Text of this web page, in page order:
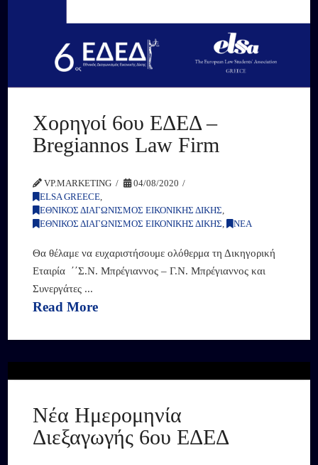
Χορηγοί 6ου ΕΔΕΔ –
Bregiannos Law Firm
VP.MARKETING
04/08/2020
ELSA GREECE
ΕΘΝΙΚΟΣ ΔΙΑΓΩΝΙΣΜΟΣ ΕΙΚΟΝΙΚΗΣ ΔΙΚΗΣ
ΕΘΝΙΚΟΣ ΔΙΑΓΩΝΙΣΜΟΣ ΕΙΚΟΝΙΚΗΣ ΔΙΚΗΣ
ΝΕΑ
Θα θέλαμε να ευχαριστήσουμε ολόθερμα τη Δικηγορική
Εταιρία ΄΄Σ.Ν. Μπρέγιαννος – Γ.Ν. Μπρέγιαννος και
Συνεργάτες ...
Read More
Νέα Ημερομηνία
Διεξαγωγής 6ου ΕΔΕΔ